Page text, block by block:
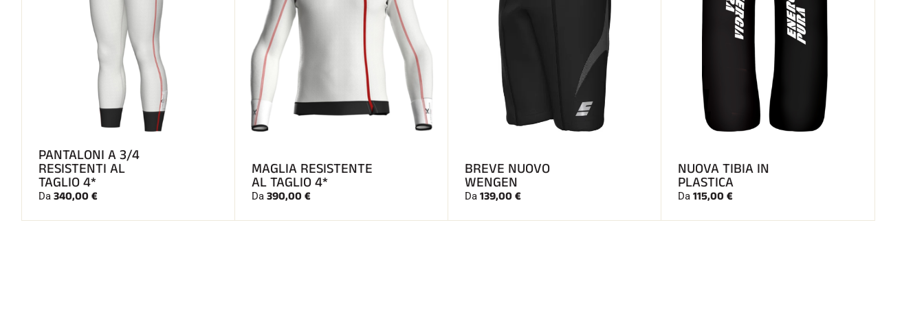
PANTALONI A 3/4
RESISTENTI AL
TAGLIO 4*
Da 340,00 €
MAGLIA RESISTENTE
AL TAGLIO 4*
Da 390,00 €
BREVE NUOVO
WENGEN
Da 139,00 €
NUOVA TIBIA IN
PLASTICA
Da 115,00 €